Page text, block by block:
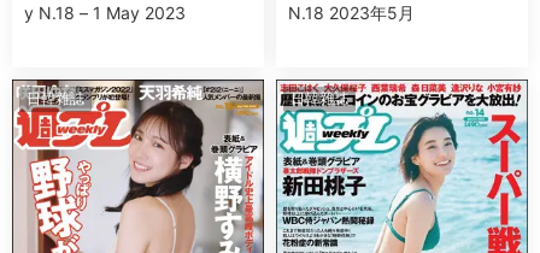
y N.18 – 1 May 2023
N.18 2023年5月
日韓雜誌 日韓雜誌